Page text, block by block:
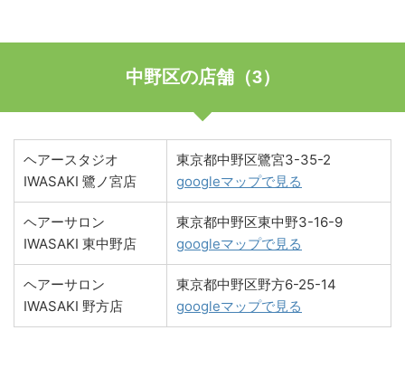
中野区の店舗（3）
ヘアースタジオ
IWASAKI 鷺ノ宮店
東京都中野区鷺宮3-35-2
googleマップで見る
ヘアーサロン
IWASAKI 東中野店
東京都中野区東中野3-16-9
googleマップで見る
ヘアーサロン
IWASAKI 野方店
東京都中野区野方6-25-14
googleマップで見る